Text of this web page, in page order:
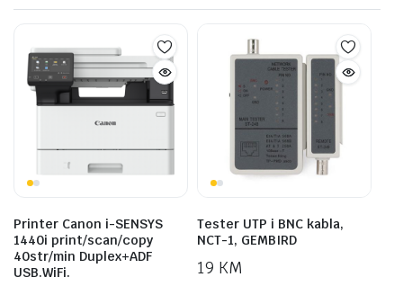
Printer Canon i-SENSYS
1440i print/scan/copy
40str/min Duplex+ADF
USB.WiFi.
Tester UTP i BNC kabla,
NCT-1, GEMBIRD
19 KM